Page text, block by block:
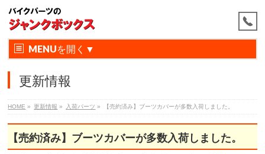
MENU
更新情報
HOME » 更新情報 » 入荷パーツ » 【売約済み】ブーツカバーが多数入荷しました。
【売約済み】ブーツカバーが多数入荷しました。